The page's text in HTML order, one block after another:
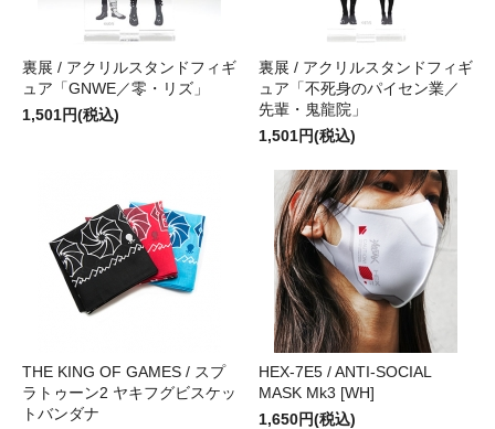
裏展 / アクリルスタンドフィギ
ュア「GNWE／零・リズ」
1,501円(税込)
裏展 / アクリルスタンドフィギ
ュア「不死身のパイセン業／
先輩・鬼龍院」
1,501円(税込)
THE KING OF GAMES / スプ
ラトゥーン2 ヤキフグビスケッ
トバンダナ
HEX-7E5 / ANTI-SOCIAL
MASK Mk3 [WH]
1,650円(税込)